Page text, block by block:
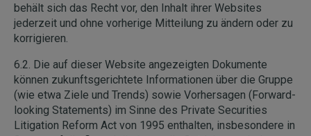
behält sich das Recht vor, den Inhalt ihrer Websites
jederzeit und ohne vorherige Mitteilung zu ändern oder zu
korrigieren.
6.2. Die auf dieser Website angezeigten Dokumente
können zukunftsgerichtete Informationen über die Gruppe
(wie etwa Ziele und Trends) sowie Vorhersagen (Forward-
looking Statements) im Sinne des Private Securities
Litigation Reform Act von 1995 enthalten, insbesondere in